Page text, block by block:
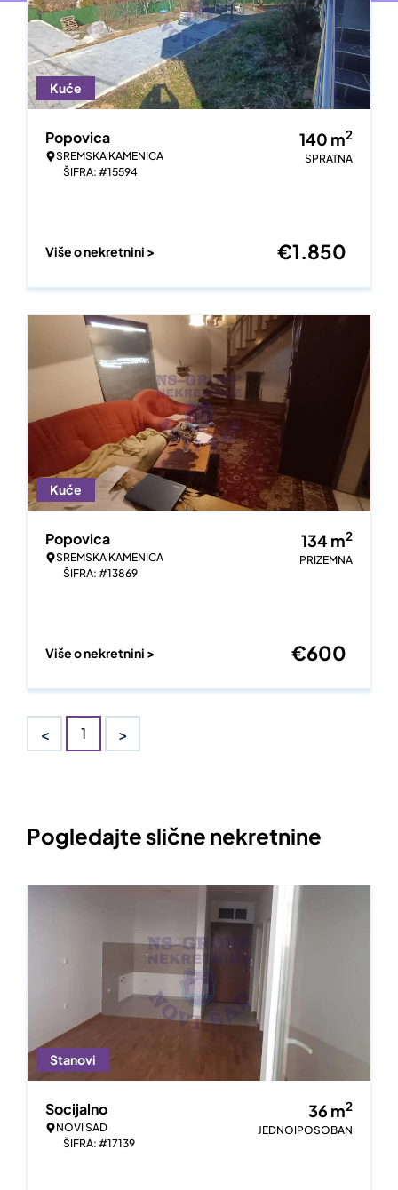
Kuće
Popovica
SREMSKA KAMENICA
ŠIFRA: #15594
140 m2
SPRATNA
Više o nekretnini > €1.850
Kuće
Popovica
SREMSKA KAMENICA
ŠIFRA: #13869
134m2
PRIZEMNA
Više o nekretnini > €600
< 1 >
Pogledajte slične nekretnine
Stanovi
Socijalno
NOVI SAD
ŠIFRA: #17139
36 m2
JEDNOIPOSOBAN